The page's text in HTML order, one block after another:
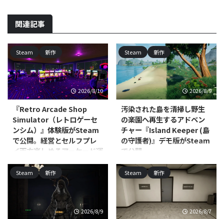
関連記事
Steam 新作
2026/8/10
『Retro Arcade Shop
Simulator（レトロゲーセ
ンシム）』体験版がSteam
で公開。経営とセルフプレ
イ両方楽しめるアーケード運
営シム
Alt Tab Gameが開発し、Ultimate
Publishing／Ultimate Games S.A.
／PlayWay S.A.がパブリッシング
を手がけるPC（Steam）向けシ
ミュレーションゲーム『Retro
Steam 新作
2026/8/9
汚染された島を清掃し野生
の楽園へ再生するアドベン
チャー『Island Keeper (島
の守護者)』デモ版がSteam
で公開
Scalise Artworksが開発し、
Ultimate Games S.A.および
Ultimate Publishingがパブリッシ
ャーを務める
PC（Windows/Linux、Steam）
向けアドベンチャー・インディ
Steam 新作
2026/8/9
Steam 新作
2026/8/7